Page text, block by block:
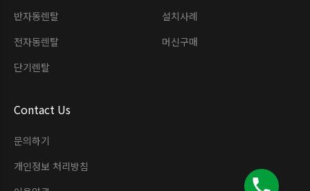
반자동렌탈
전자동렌탈
단기렌탈
설치사례
머신구매
Contact Us
문의하기
개인정보 처리방침